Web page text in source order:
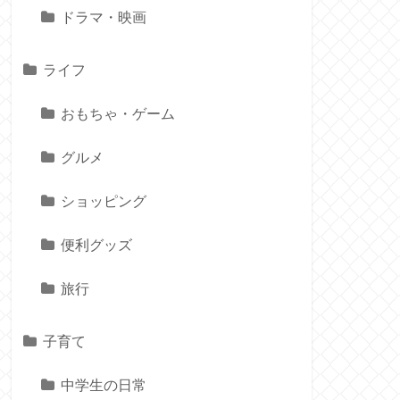
ドラマ・映画
ライフ
おもちゃ・ゲーム
グルメ
ショッピング
便利グッズ
旅行
子育て
中学生の日常